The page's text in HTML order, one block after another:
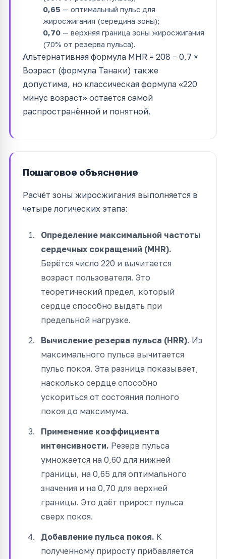
0,65 — оптимальный пульс для
жиросжигания (середина зоны);
0,70 — верхняя граница зоны жиросжигания
(70% от резерва пульса).
Альтернативная формула MHR = 208 − 0,7 ×
Возраст (формула Танаки) также
допустима, но классическая формула «220
минус возраст» остаётся самой
распространённой и понятной.
Пошаговое объяснение
Расчёт зоны жиросжигания выполняется в
четыре логических этапа:
Определение максимальной частоты
сердечных сокращений (MHR).
Берётся число 220 и вычитается
возраст пользователя. Это
теоретический предел, который
сердце способно выдать при
предельной нагрузке.
Вычисление резерва пульса (HRR). Из
максимального пульса вычитается
пульс покоя. Эта разница показывает,
насколько сердце способно
ускориться от состояния полного
покоя до максимума.
Применение коэффициента
интенсивности. Резерв пульса
умножается на 0,60 для нижней
границы, на 0,65 для оптимального
значения и на 0,70 для верхней
границы. Это даёт прирост пульса
сверх покоя.
Добавление пульса покоя. К
полученному приросту прибавляется